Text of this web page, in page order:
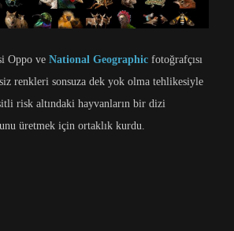
Oppo ve National Geographic fotoğrafçısı
renkleri sonsuza dek yok olma tehlikesiyle
risk altındaki hayvanların bir dizi
üretmek için ortaklık kurdu.